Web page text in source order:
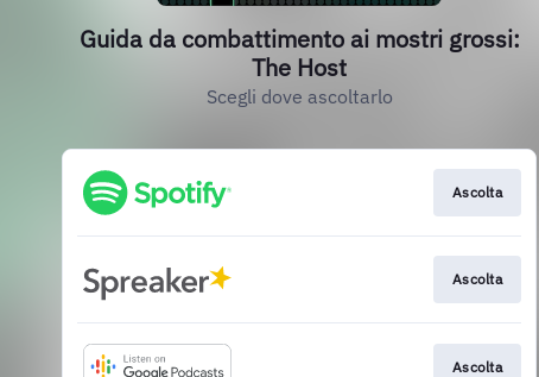
Guida da combattimento ai mostri grossi:
The Host
Scegli dove ascoltarlo
Ascolta
Ascolta
Ascolta